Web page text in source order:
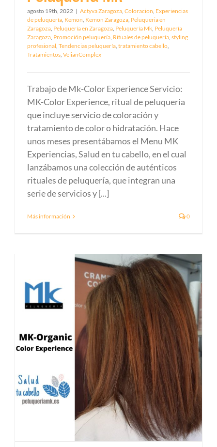
agosto 19th, 2022 | Actyva Zaragoza, Coloracion, Experiencias
de peluquería, Kemon, Kemon Zaragoza, Peluqueria en
Zaragoza, Peluquería en Zaragoza, Peluquería Mk, Peluquería
Zaragoza, Promoción peluquería, Rituales de peluquería, styling
profesional, Tendencias peluquería, tratamiento cabello,
Tratamientos, VelianComplex
Trabajo de Mk-Color Experience Servicio:
MK-Color Experience, ritual de peluquería
que incluye servicio de coloración y
tratamiento de color o hidratación. Hace
unos meses presentábamos el Menu MK
Experiencias, Salud en tu cabello, en el cual
lanzábamos una colección de auténticos
rituales de peluquería, que integran una
serie de servicios y [...]
Más información 0